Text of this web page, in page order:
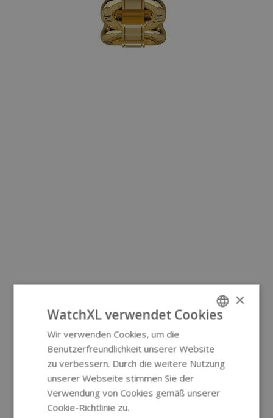
GERMAN
×
WatchXL verwendet Cookies
Wir verwenden Cookies, um die
Benutzerfreundlichkeit unserer Website
zu verbessern. Durch die weitere Nutzung
unserer Webseite stimmen Sie der
Verwendung von Cookies gemäß unserer
Cookie-Richtlinie zu.